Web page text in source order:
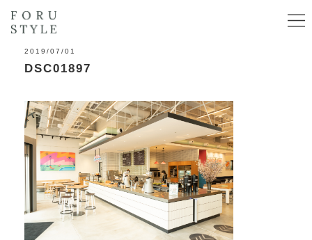
2019/07/01
DSC01897